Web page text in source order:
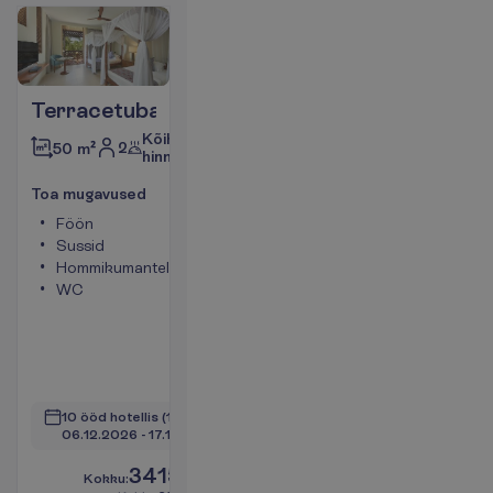
Terracetuba
50 m² 2
Kõik
hinnas
Toa mugavused
Föön
Sussid
Hommikumantel
WC
10 ööd hotellis (11 ööd kokku)
06.12.2026 - 17.12.2026
Kokku:3415.00